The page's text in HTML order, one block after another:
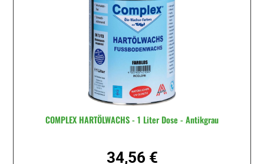
COMPLEX HARTÖLWACHS - 1 Liter Dose - Antikgrau
Regulärer Preis:
34,56 €